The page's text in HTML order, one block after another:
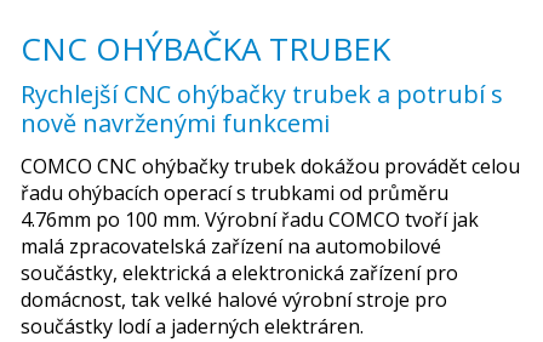
CNC OHÝBAČKA TRUBEK
Rychlejší CNC ohýbačky trubek a potrubí s
nově navrženými funkcemi
COMCO CNC ohýbačky trubek dokážou provádět celou
řadu ohýbacích operací s trubkami od průměru
4.76mm po 100 mm. Výrobní řadu COMCO tvoří jak
malá zpracovatelská zařízení na automobilové
součástky, elektrická a elektronická zařízení pro
domácnost, tak velké halové výrobní stroje pro
součástky lodí a jaderných elektráren.